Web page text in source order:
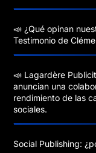
📣 ¿Qué opinan
Testimonio de
📣 Lagardère
anuncian una
rendimiento de las
sociales.
Social Publishing: